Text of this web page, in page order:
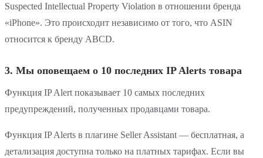
Suspected Intellectual Property Violation в отношении бренда
«iPhone». Это происходит независимо от того, что ASIN
относится к бренду ABCD.
3. Мы оповещаем о 10 последних IP Alerts товара
Функция IP Alert показывает 10 самых последних
предупреждений, полученных продавцами товара.
Функция IP Alerts в плагине Seller Assistant — бесплатная, а
детализация доступна только на платных тарифах. Если вы